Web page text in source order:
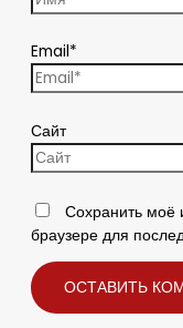
Email*
Сайт
Сохранить моё
браузере для